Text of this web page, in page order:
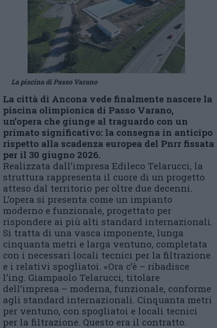
La piscina di Passo Varano
La città di Ancona vede finalmente nascere la
piscina olimpionica di Passo Varano,
un’opera che giunge al traguardo con un
primato significativo: la consegna in anticipo
rispetto alla scadenza europea del Pnrr fissata
per il 30 giugno 2026.
Realizzata dall’impresa Edileco Telarucci, la
struttura rappresenta il cuore di un progetto
atteso dal territorio per oltre due decenni.
L’opera si presenta come un impianto
moderno e funzionale, progettato per
rispondere ai più alti standard internazionali.
Si tratta di una vasca imponente, lunga
cinquanta metri e larga ventuno, completata
con i necessari locali tecnici per la filtrazione
e i relativi spogliatoi. «Ora c’è – ribadisce
l’ing. Giampaolo Telarucci, titolare
dell’impresa – moderna, funzionale, conforme
agli standard internazionali. Cinquanta metri
per ventuno, con spogliatoi e locali tecnici
per la filtrazione. Questo era il contratto.